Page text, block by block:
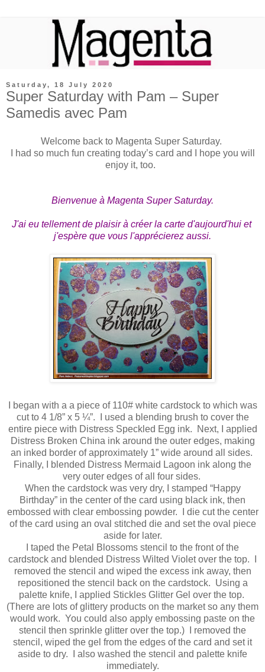
Saturday, 18 July 2020
Super Saturday with Pam – Super
Samedis avec Pam
Welcome back to Magenta Super Saturday.
I had so much fun creating today’s card and I hope you will
enjoy it, too.
Bienvenue à Magenta Super Saturday.
J'ai eu tellement de plaisir à créer la carte d'aujourd'hui et
j'espère que vous l'apprécierez aussi.
I began with a a piece of 110# white cardstock to which was
cut to 4 1/8” x 5 ¼”. I used a blending brush to cover the
entire piece with Distress Speckled Egg ink. Next, I applied
Distress Broken China ink around the outer edges, making
an inked border of approximately 1” wide around all sides.
Finally, I blended Distress Mermaid Lagoon ink along the
very outer edges of all four sides.
When the cardstock was very dry, I stamped “Happy
Birthday” in the center of the card using black ink, then
embossed with clear embossing powder. I die cut the center
of the card using an oval stitched die and set the oval piece
aside for later.
I taped the Petal Blossoms stencil to the front of the
cardstock and blended Distress Wilted Violet over the top. I
removed the stencil and wiped the excess ink away, then
repositioned the stencil back on the cardstock. Using a
palette knife, I applied Stickles Glitter Gel over the top.
(There are lots of glittery products on the market so any them
would work. You could also apply embossing paste on the
stencil then sprinkle glitter over the top.) I removed the
stencil, wiped the gel from the edges of the card and set it
aside to dry. I also washed the stencil and palette knife
immediately.